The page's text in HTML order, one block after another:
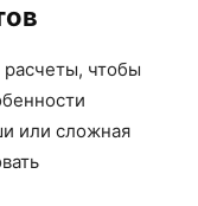
чтобы
или сложная